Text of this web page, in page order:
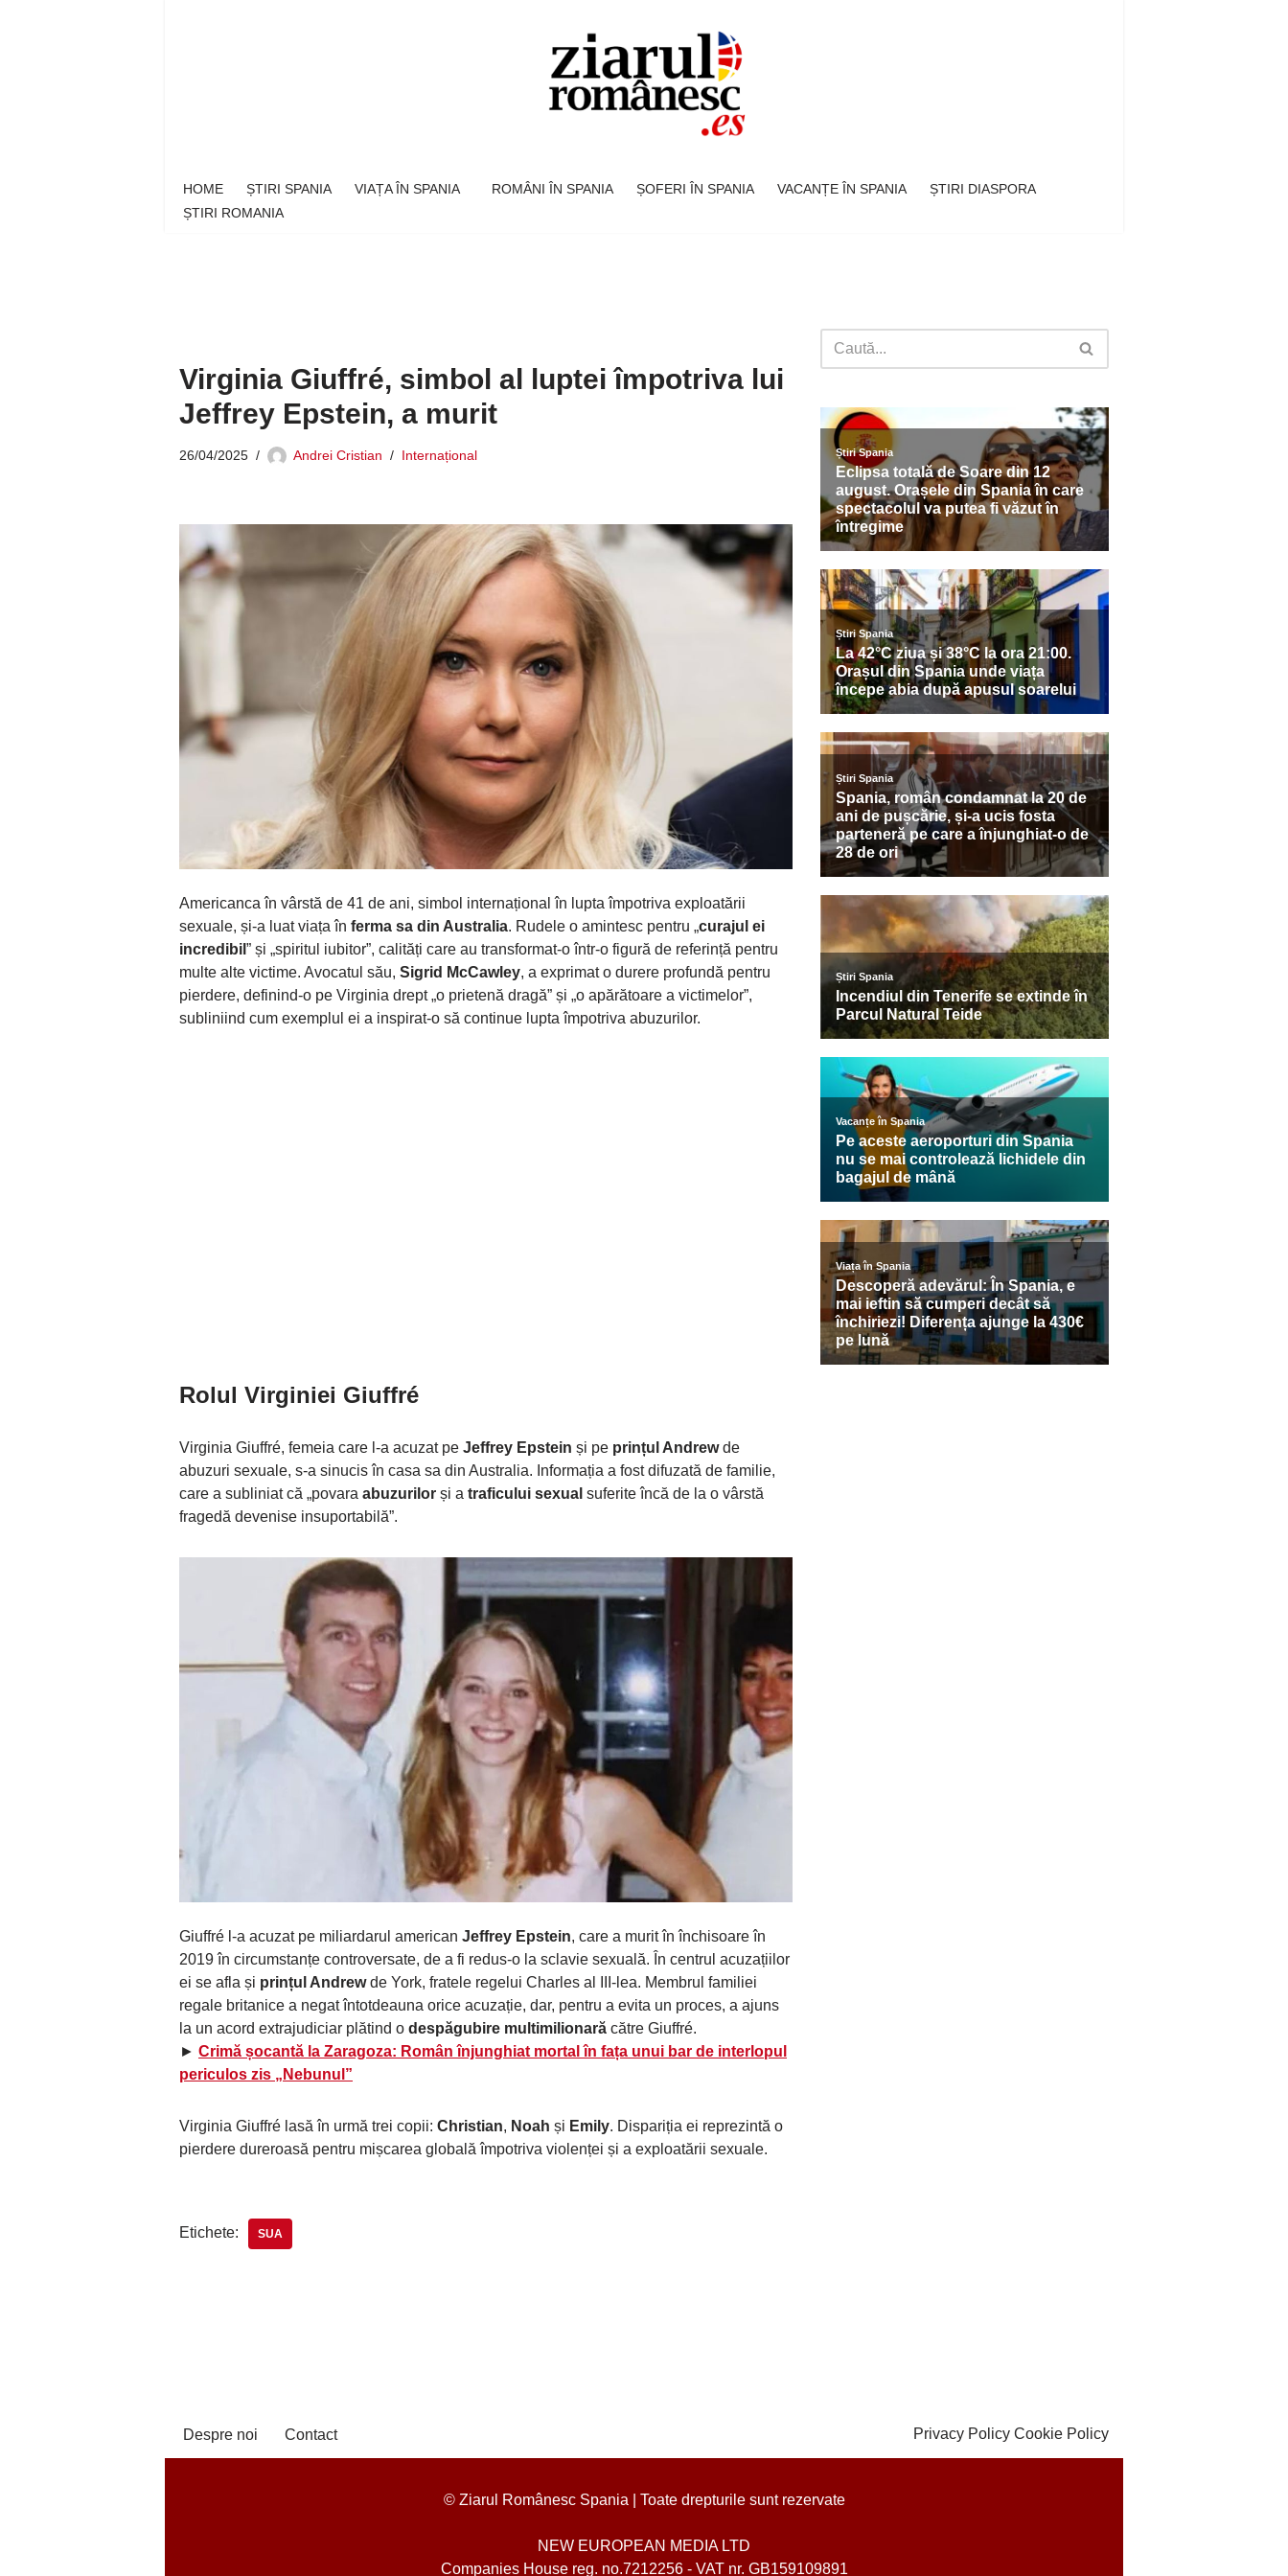
HOME ȘTIRI SPANIA VIAȚA ÎN SPANIA ROMÂNI ÎN SPANIA ȘOFERI ÎN SPANIA VACANȚE ÎN SPANIA
ȘTIRI DIASPORA
ȘTIRI ROMANIA
Virginia Giuffré, simbol al luptei împotriva lui
Jeffrey Epstein, a murit
26/04/2025 Andrei Cristian Internațional
Americanca în vârstă de 41 de ani, simbol internațional în lupta împotriva exploatării
sexuale, și-a luat viața în ferma sa din Australia. Rudele o amintesc pentru „curajul ei
incredibil ” și „spiritul iubitor”, calități care au transformat-o într-o figură de referință pentru
multe alte victime. Avocatul său, Sigrid McCawley, a exprimat o durere profundă pentru
pierdere, definind-o pe Virginia drept „o prietenă dragă” și „o apărătoare a victimelor”,
subliniind cum exemplul ei a inspirat-o să continue lupta împotriva abuzurilor.
Rolul Virginiei Giuffré
Virginia Giuffré, femeia care l-a acuzat pe Jeffrey Epstein și pe prințul Andrewde
abuzuri sexuale, s-a sinucis în casa sa din Australia. Informația a fost difuzată de familie,
care a subliniat că „povara abuzurilor și a traficului sexual suferite încă de la o vârstă
fragedă devenise insuportabilă”.
Giuffré l-a acuzat pe miliardarul american Jeffrey Epstein, care a murit în închisoare în
2019 în circumstanțe controversate, de a fi redus-o la sclavie sexuală. În centrul acuzațiilor
ei se afla și prințul Andrewde York, fratele regelui Charles al III-lea. Membrul familiei
regale britanice a negat întotdeauna orice acuzație, dar, pentru a evita un proces, a ajuns
la un acord extrajudiciar plătind o despăgubire multimilionară către Giuffré.
► Crimă șocantă la Zaragoza: Român înjunghiat mortal în fața unui bar de interlopul
periculos zis „Nebunul”
Virginia Giuffré lasă în urmă trei copii: Christian, Noah și Emily. Dispariția ei reprezintă o
pierdere dureroasă pentru mișcarea globală împotriva violenței și a exploatării sexuale.
Etichete: SUA
Despre noi Contact Privacy Policy Cookie Policy
© Ziarul Românesc Spania | Toate drepturile sunt rezervate
NEW EUROPEAN MEDIA LTD
Companies House reg. no.7212256 - VAT nr. GB159109891